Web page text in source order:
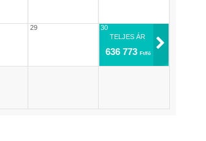
29
30
TELJES ÁR
636 773 Ft/fő